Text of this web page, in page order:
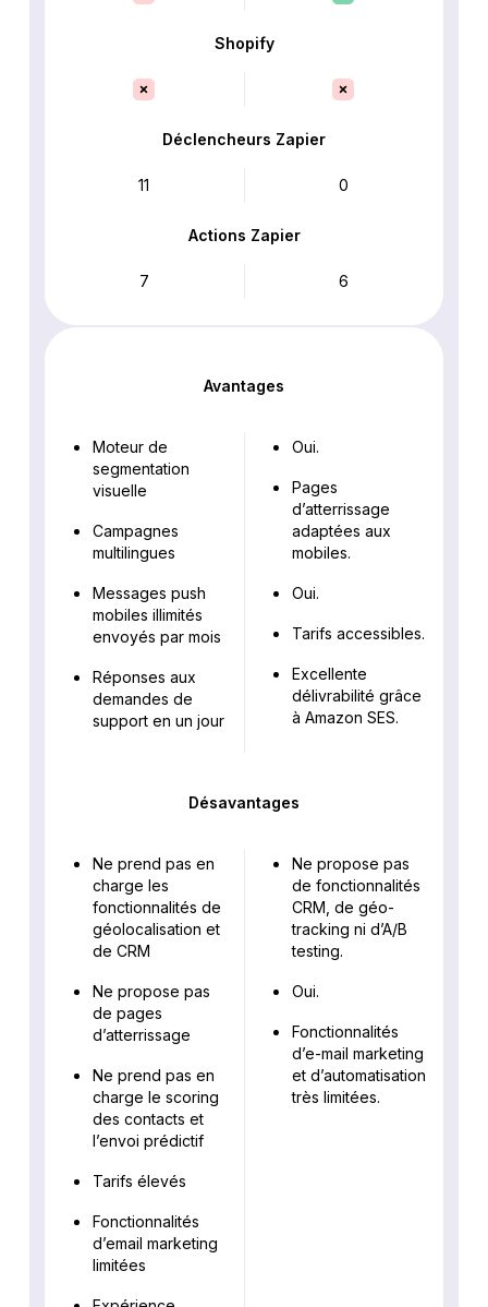
Shopify
Déclencheurs Zapier
11 0
Actions Zapier
7 6
Avantages
Moteur de
segmentation
visuelle
Campagnes
multilingues
Messages push
mobiles illimités
envoyés par mois
Réponses aux
demandes de
support en un jour
Oui.
Pages
d’atterrissage
adaptées aux
mobiles.
Oui.
Tarifs accessibles.
Excellente
délivrabilité grâce
à Amazon SES.
Désavantages
Ne prend pas en
charge les
fonctionnalités de
géolocalisation et
de CRM
Ne propose pas
de pages
d’atterrissage
Ne prend pas en
charge le scoring
des contacts et
l’envoi prédictif
Tarifs élevés
Fonctionnalités
d’email marketing
limitées
Ne propose pas
de fonctionnalités
CRM, de géo-
tracking ni d’A/B
testing.
Oui.
Fonctionnalités
d’e-mail marketing
et d’automatisation
très limitées.